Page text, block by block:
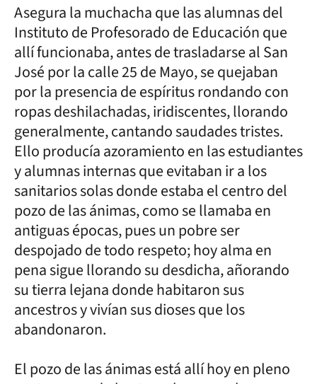
Asegura la muchacha que las alumnas del
Instituto de Profesorado de Educación que
allí funcionaba, antes de trasladarse al San
José por la calle 25 de Mayo, se quejaban
por la presencia de espíritus rondando con
ropas deshilachadas, iridiscentes, llorando
generalmente, cantando saudades tristes.
Ello producía azoramiento en las estudiantes
y alumnas internas que evitaban ir a los
sanitarios solas donde estaba el centro del
pozo de las ánimas, como se llamaba en
antiguas épocas, pues un pobre ser
despojado de todo respeto; hoy alma en
pena sigue llorando su desdicha, añorando
su tierra lejana donde habitaron sus
ancestros y vivían sus dioses que los
abandonaron.
El pozo de las ánimas está allí hoy en pleno